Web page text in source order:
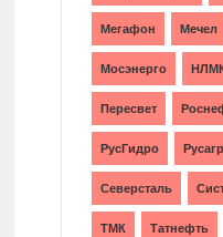
Мегафон Мечел
Мосэнерго
Пересвет
РусГидро
Северсталь
ТМК Татнефть